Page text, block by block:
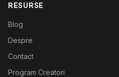
RESURSE
Blog
Despre
Contact
Program Creatori